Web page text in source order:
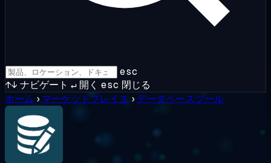
esc
↑↓ ナビゲート ↵ 開く esc 閉じる
ホーム › マーケットプレイス › データベースツール